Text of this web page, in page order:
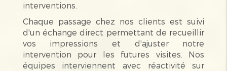
interventions.
Chaque passage chez nos clients est suivi
d'un échange direct permettant de recueillir
vos impressions et d'ajuster notre
intervention pour les futures visites. Nos
équipes interviennent avec réactivité sur